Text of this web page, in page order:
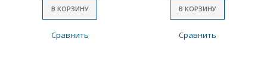
В КОРЗИНУ
Сравнить
В КОРЗИНУ
Сравнить